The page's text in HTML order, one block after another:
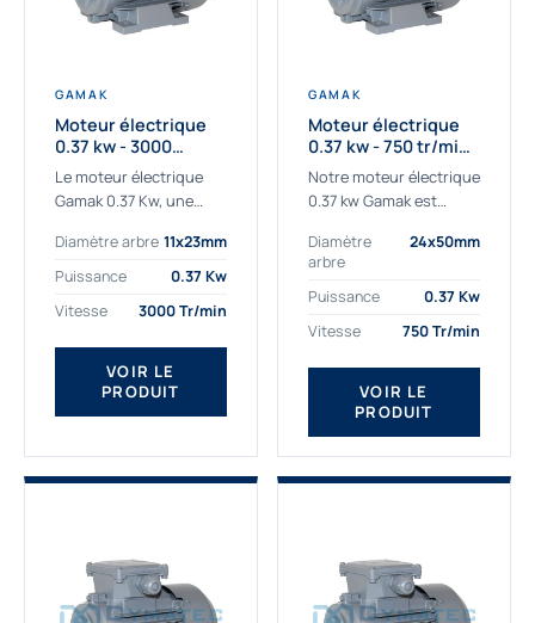
GAMAK
Moteur électrique
0.37 kw - 3000
Tr/min - 230/400v -
Taille 63 - IE2
Le moteur électrique
Gamak 0.37 Kw, une
adaptée à tous types
de machines. Le
triphasé 0.37Kw Gamak
à...
Diamètre arbre 11x23mm
Puissance
0.37 Kw
Vitesse
3000 Tr/min
VOIR LE
PRODUIT
GAMAK
Moteur électrique
0.37 kw - 750 tr/min -
230/400V - IE2
Notre moteur électrique
0.37 kw Gamak est
aux applications
sévères. Nous
déterminons,
fournissons
des moteurs
asynchrones depuis de
nombreuses années....
Diamètre
arbre
24x50mm
Puissance
0.37 Kw
Vitesse
750 Tr/min
VOIR LE
PRODUIT